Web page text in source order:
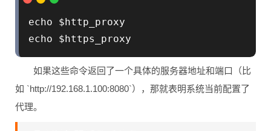
echo $http_proxy
echo $https_proxy
如果这些命令返回了一个具体的服务器地址和端口（比
如 `http://192.168.1.100:8080`），那就表明系统当前配置了
代理。